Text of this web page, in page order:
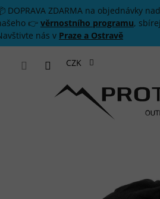
Přejít na obsah
DOPRAVA ZDARMA na objednávky
👉 věrnostního programu,
nás v Praze a Ostravě
CZK